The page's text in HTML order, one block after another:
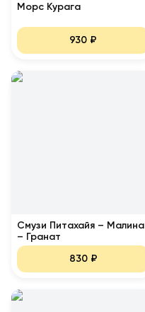
Морс Курага
930 ₽
Смузи Питахайя – Малина
– Гранат
830₽